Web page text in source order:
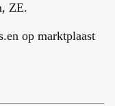
ZE.
op marktplaast